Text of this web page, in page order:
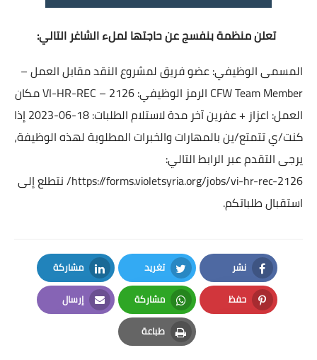
تعلن منظمة بنفسج عن حاجتها لملء الشاغر التالي:
المسمى الوظيفي: عضو فريق لمشروع النقد مقابل العمل –
CFW Team Member الرمز الوظيفي: VI-HR-REC – 2126
مكان
العمل: اعزاز + عفرينآخر مدة لاستلام الطلبات: 18-06-2023
إذا
كنت/ي تتمتع/ين بالمهارات والخبرات المطلوبة لهذه الوظيفة،
يرجى التقدم عبر الرابط التالي:
https://forms.violetsyria.org/jobs/vi-hr-rec-2126/ نتطلع إلى
استقبال طلباتكم.
نشر
Facebook
تغريد
Twitter
مشاركة
LinkedIn
حفظ
Pinterest
مشاركة
Whatsapp
إرسال
Email
طباعة
Print